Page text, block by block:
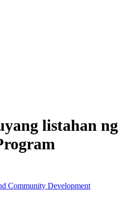
listahan ng
Community Development